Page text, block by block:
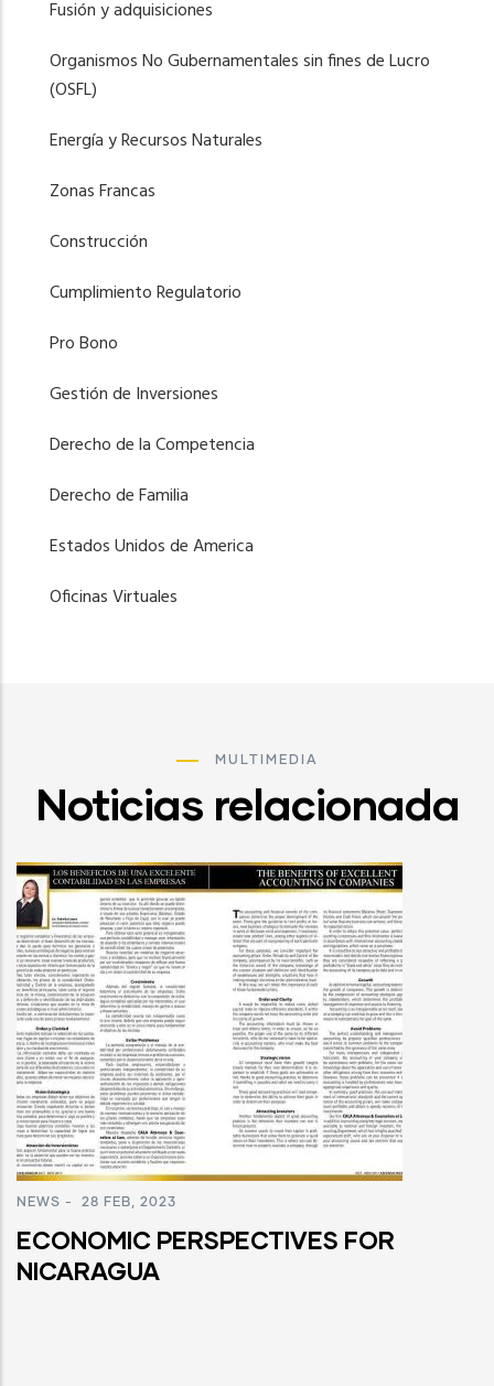
Fusión y adquisiciones
Organismos No Gubernamentales sin fines de Lucro
(OSFL)
Energía y Recursos Naturales
Zonas Francas
Construcción
Cumplimiento Regulatorio
Pro Bono
Gestión de Inversiones
Derecho de la Competencia
Derecho de Familia
Estados Unidos de America
Oficinas Virtuales
MULTIMEDIA
Noticias relacionada
NEWS - 28 FEB, 2023
ECONOMIC PERSPECTIVES FOR
NICARAGUA